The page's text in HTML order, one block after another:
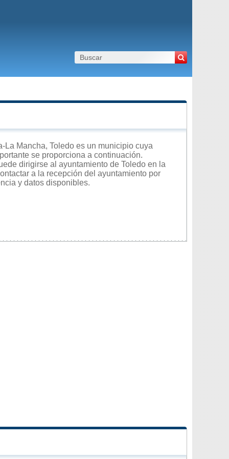
Mancha, Toledo es un municipio cuya
se proporciona a continuación.
dirigirse al ayuntamiento de Toledo en la
a la recepción del ayuntamiento por
y datos disponibles.